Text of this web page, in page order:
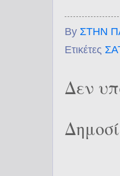
By ΣΤΗΝ
Ετικέτες
Δεν